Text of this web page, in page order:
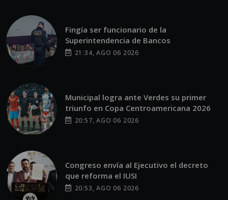
Fingía ser funcionario de la
Superintendencia de Bancos
21:34, AGO 06 2026
Municipal logra ante Verdes su primer
triunfo en Copa Centroamericana 2026
20:57, AGO 06 2026
Congreso envía al Ejecutivo el decreto
que reforma el IUSI
20:53, AGO 06 2026